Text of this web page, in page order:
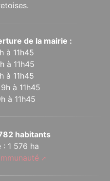
de la mairie :
à 11h45
à 11h45
à 11h45
à 11h45
à 11h45
habitants
1 576 ha